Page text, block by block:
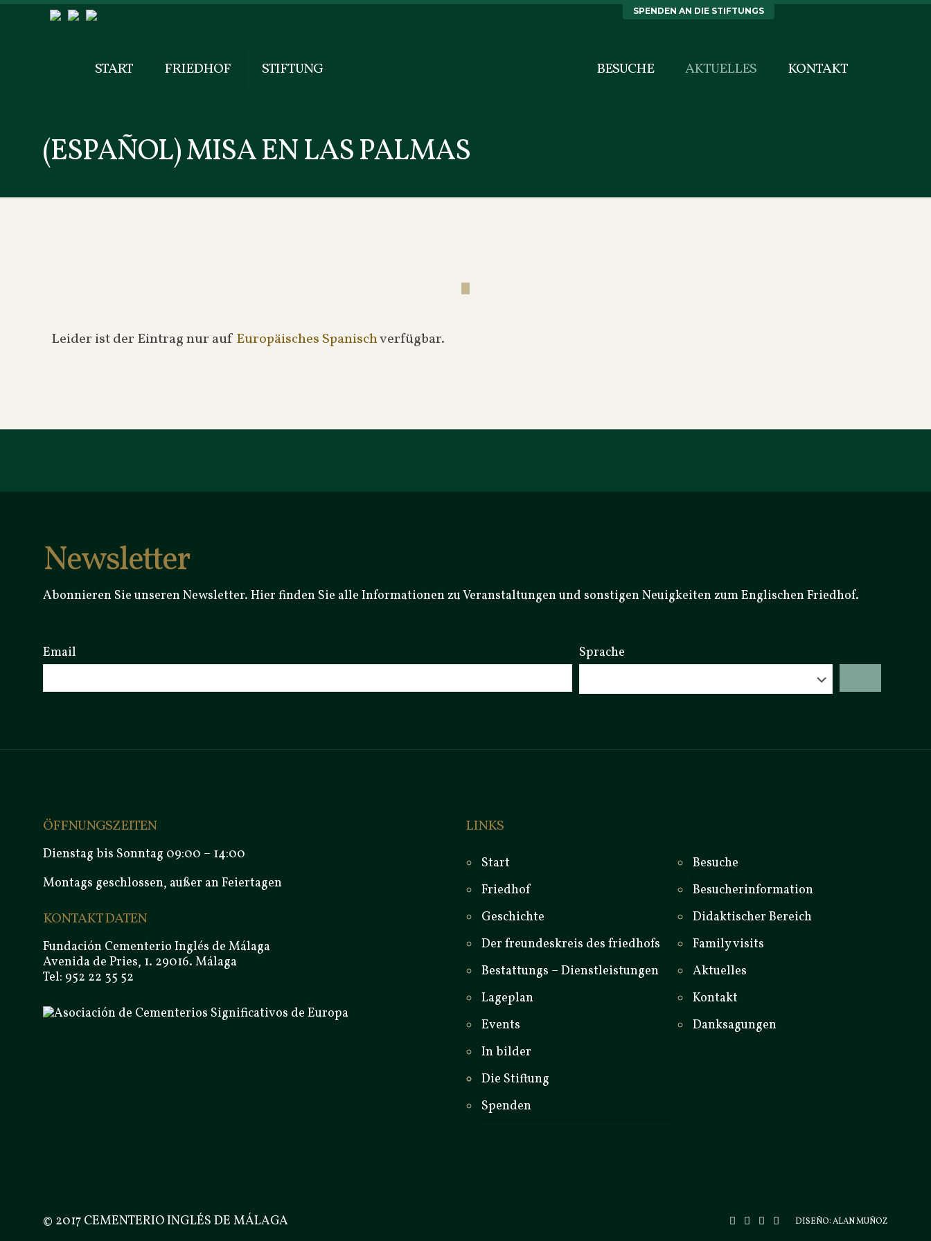
SPENDEN AN DIE STIFTUNGS
START FRIEDHOF STIFTUNG BESUCHE AKTUELLES KONTAKT
(ESPAÑOL) MISA EN LAS PALMAS
Leider ist der Eintrag nur auf Europäisches Spanischverfügbar.
Newsletter
Abonnieren Sie unseren Newsletter. Hier finden Sie alle Informationen zu Veranstaltungen und sonstigen Neuigkeiten zum Englischen Friedhof.
Email Sprache
ÖFFNUNGSZEITEN
Dienstag bis Sonntag 09:00 – 14:00
Montags geschlossen, außer an Feiertagen
KONTAKT DATEN
Fundación Cementerio Inglés de Málaga
Avenida de Pries, 1. 29016. Málaga
Tel: 952 22 35 52
LINKS
Start
Friedhof
Geschichte
Der freundeskreis des friedhofs
Bestattungs – Dienstleistungen
Lageplan
Events
In bilder
Die Stiftung
Spenden
Besuche
Besucherinformation
Didaktischer Bereich
Family visits
Aktuelles
Kontakt
Danksagungen
© 2017 CEMENTERIO INGLÉS DE MÁLAGA DISEÑO:ALAN MUÑOZ